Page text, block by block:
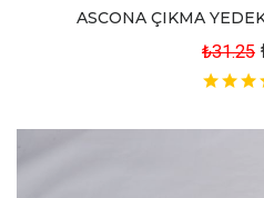
ASCONA ÇIKMA
₺31.25